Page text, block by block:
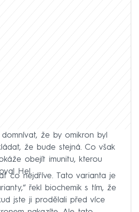
že by omikron byl
že bude stejná. Co však
obejít imunitu, kterou
Hel.
co nejdříve. Tato varianta je
řekl biochemik s tím, že
jste ji prodělali před více